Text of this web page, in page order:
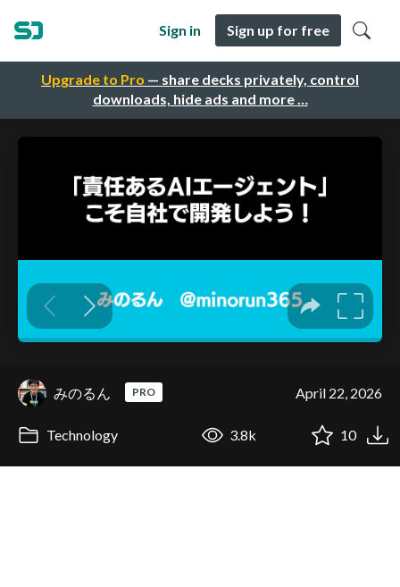
Upgrade to Pro — share decks privately, control
downloads, hide ads and more …
Sign in Sign up for free
みのるん PRO April 22, 2026
Technology 3.8k 10